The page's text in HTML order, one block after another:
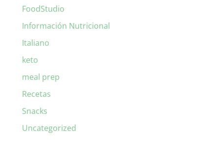
FoodStudio
Información Nutricional
Italiano
keto
meal prep
Recetas
Snacks
Uncategorized